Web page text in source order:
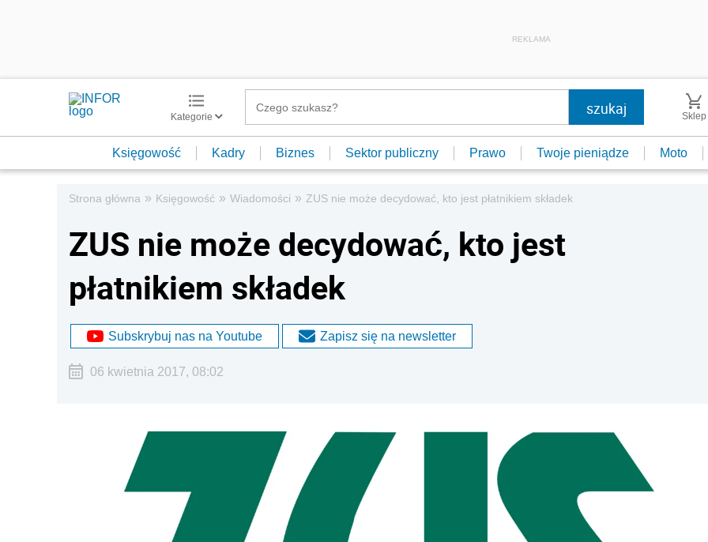
REKLAMA
Kategorie Sklep
Księgowość Kadry Biznes Sektor publiczny Prawo Twoje pieniądze Moto
Strona główna » Księgowość » Wiadomości » ZUS nie może decydować, kto jest płatnikiem składek
ZUS nie może decydować, kto jest
płatnikiem składek
Subskrybuj nas na Youtube Zapisz się na newsletter
06 kwietnia 2017, 08:02